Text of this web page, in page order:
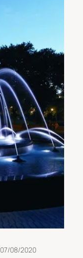
07/08/2020